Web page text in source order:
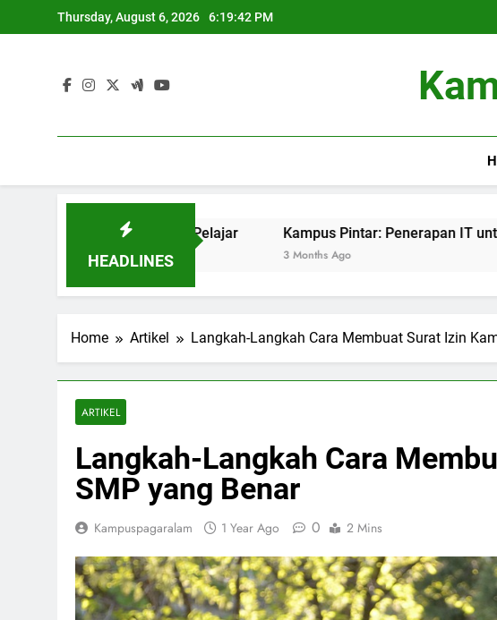
to
Thursday, August 6, 2026 6:19:43 PM
HEADLINES
Pekerjaan Pelajar Kampus Pintar: Penerapan IT untuk Proses
Home Artikel Langkah-Langkah Cara Membuat Surat Izin
ARTIKEL
Langkah-Langkah Cara
SMP yang Benar
Kampuspagaralam 1 Year Ago 0 2 Mins